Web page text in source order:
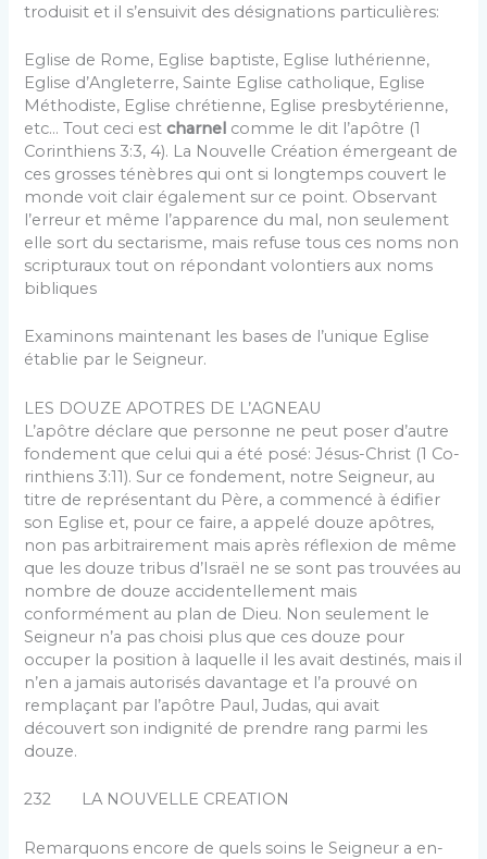
troduisit et il s’ensuivit des désignations particulières:
Eglise de Rome, Eglise baptiste, Eglise luthérienne,
Eglise d’Angleterre, Sainte Eglise catholique, Eglise
Méthodiste, Eglise chrétienne, Eglise presbytérienne,
etc… Tout ceci estcharnel comme le dit l’apôtre (1
Corinthiens 3:3, 4). La Nouvelle Création émergeant de
ces grosses ténè­bres qui ont si longtemps couvert le
monde voit clair également sur ce point. Observant
l’erreur et même l’ap­parence du mal, non seulement
elle sort du sectarisme, mais refuse tous ces noms non
scripturaux tout on ré­pondant volontiers aux noms
bibliques
Examinons maintenant les bases de l’unique Eglise
établie par le Seigneur.
LES DOUZE APOTRES DE L’AGNEAU
L’apôtre déclare que personne ne peut poser d’autre
fondement que celui qui a été posé: Jésus-Christ (1 Co­
rinthiens 3:11). Sur ce fondement, notre Seigneur, au
titre de représentant du Père, a commencé à édifier
son Eglise et, pour ce faire, a appelé douze apôtres,
non pas arbitrairement mais après réflexion de même
que les douze tribus d’Israël ne se sont pas trouvées au
nombre de douze accidentellement mais
conformément au plan de Dieu. Non seulement le
Seigneur n’a pas choisi plus que ces douze pour
occuper la position à laquelle il les avait destinés, mais il
n’en a jamais autorisés davantage et l’a prouvé on
remplaçant par l’apôtre Paul, Judas, qui avait
découvert son indignité de prendre rang parmi les
douze.
232 LA NOUVELLE CREATION
Remarquons encore de quels soins le Seigneur a en­